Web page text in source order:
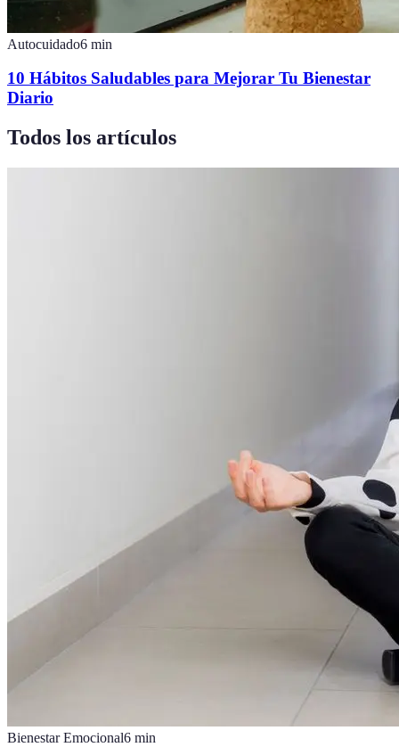
Autocuidado6 min
10 Hábitos Saludables para Mejorar Tu Bienestar
Diario
Todos los artículos
Bienestar Emocional6 min